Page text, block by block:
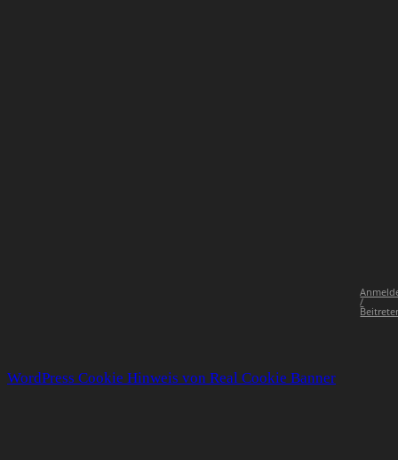
/
WordPress Cookie Hinweis von Real Cookie Banner